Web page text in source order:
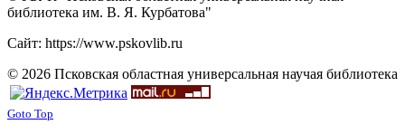
библиотека им. В. Я. Курбатова"
Сайт: https://www.pskovlib.ru
© 2026 Псковская областная универсальная научая библиотека
Goto Top